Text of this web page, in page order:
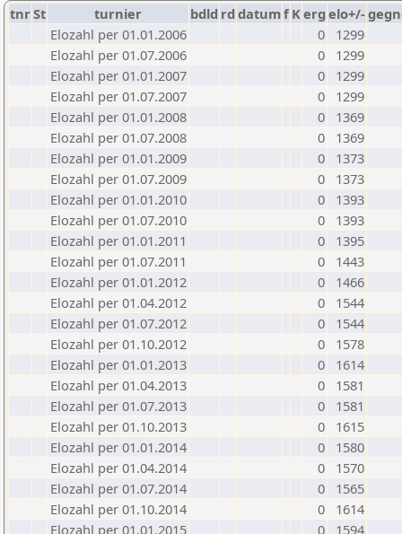
tnrSt turnier bdld rd datumf Kerg elo+/-
Elozahl per 01.01.2006
0
1299
Elozahl per 01.07.2006
0
1299
Elozahl per 01.01.2007
0
1299
Elozahl per 01.07.2007
0
1299
Elozahl per 01.01.2008
0
1369
Elozahl per 01.07.2008
0
1369
Elozahl per 01.01.2009
0
1373
Elozahl per 01.07.2009
0
1373
Elozahl per 01.01.2010
0
1393
Elozahl per 01.07.2010
0
1393
Elozahl per 01.01.2011
0
1395
Elozahl per 01.07.2011
0
1443
Elozahl per 01.01.2012
0
1466
Elozahl per 01.04.2012
0
1544
Elozahl per 01.07.2012
0
1544
Elozahl per 01.10.2012
0
1578
Elozahl per 01.01.2013
0
1614
Elozahl per 01.04.2013
0
1581
Elozahl per 01.07.2013
0
1581
Elozahl per 01.10.2013
0
1615
Elozahl per 01.01.2014
0
1580
Elozahl per 01.04.2014
0
1570
Elozahl per 01.07.2014
0
1565
Elozahl per 01.10.2014
0
1614
Elozahl per 01.01.2015
0
1594